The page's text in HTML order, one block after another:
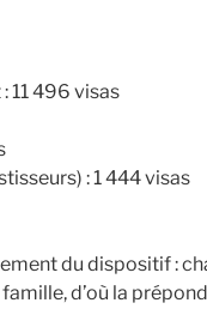
11 496 visas
: 1 444 visas
du dispositif :
d’où la